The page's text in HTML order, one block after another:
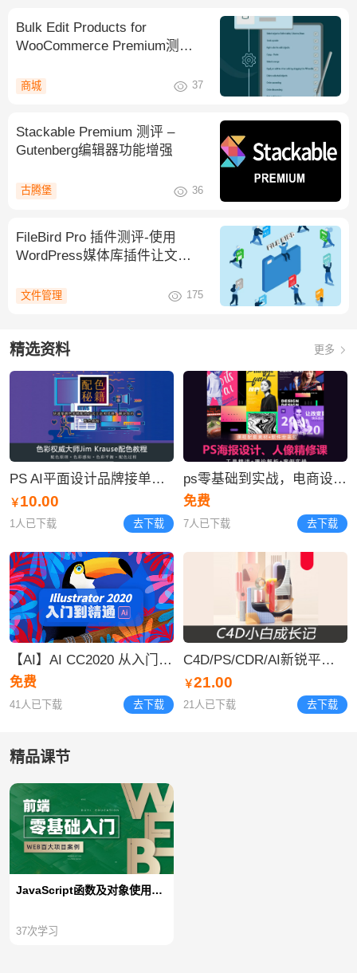
Bulk Edit Products for
WooCommerce Premium测评-
商城 37
Stackable Premium 测评 –
Gutenberg编辑器功能增强
古腾堡 36
FileBird Pro 插件测评-使用
WordPress媒体库插件让文件
文件管理 175
精选资料 更多
PS AI平面设计品牌接单项目实战营/配色/版式/字体logo
￥ 10.00
1人已下载 去下载
ps零基础到实战，电商设计/平面设计/UI设计/商业插画/C4D
免费
7人已下载 去下载
【AI】AI CC2020 从入门到精通视频合集
免费
41人已下载 去下载
C4D/PS/CDR/AI新锐平面视觉设计 字体设计 logo
￥21.00
21人已下载 去下载
精品课节
JavaScript函数及对象使用【不加密视频】
37次学习